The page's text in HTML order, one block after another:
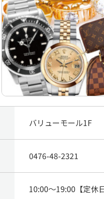
バリューモール1F
0476-48-2321
10:00～19:00【定休